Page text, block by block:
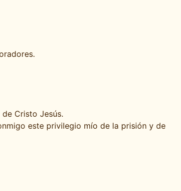
Cristo Jesús.
este privilegio mío de la prisión y de